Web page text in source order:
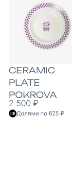
CERAMIC
PLATE
POKROVA
2 500 ₽
Долями по 625 ₽